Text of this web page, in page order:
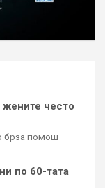
жените често
брза помош
по 60-тата